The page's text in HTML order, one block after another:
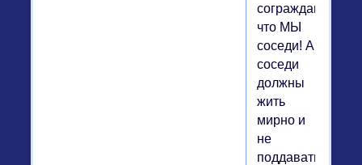
согражданам,
что МЫ
соседи! А
соседи
должны
жить
мирно и
не
поддаваться